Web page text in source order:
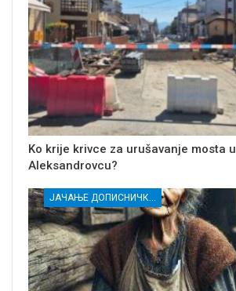
Ko krije krivce za urušavanje mosta u
Aleksandrovcu?